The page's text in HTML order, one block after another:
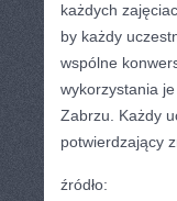
każdych
by każdy
wspólne
wykorzystania
Zabrzu. Każdy
potwierdzający
źródło: